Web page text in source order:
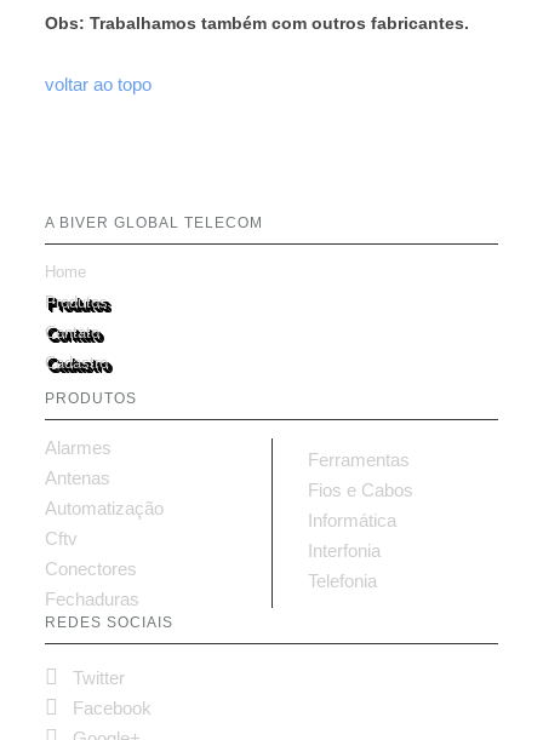
Obs: Trabalhamos também com outros fabricantes.
voltar ao topo
A BIVER GLOBAL TELECOM
Home
Produtos
Contato
Cadastro
PRODUTOS
Alarmes
Antenas
Automatização
Cftv
Conectores
Fechaduras
Ferramentas
Fios e Cabos
Informática
Interfonia
Telefonia
REDES SOCIAIS
 Twitter
 Facebook